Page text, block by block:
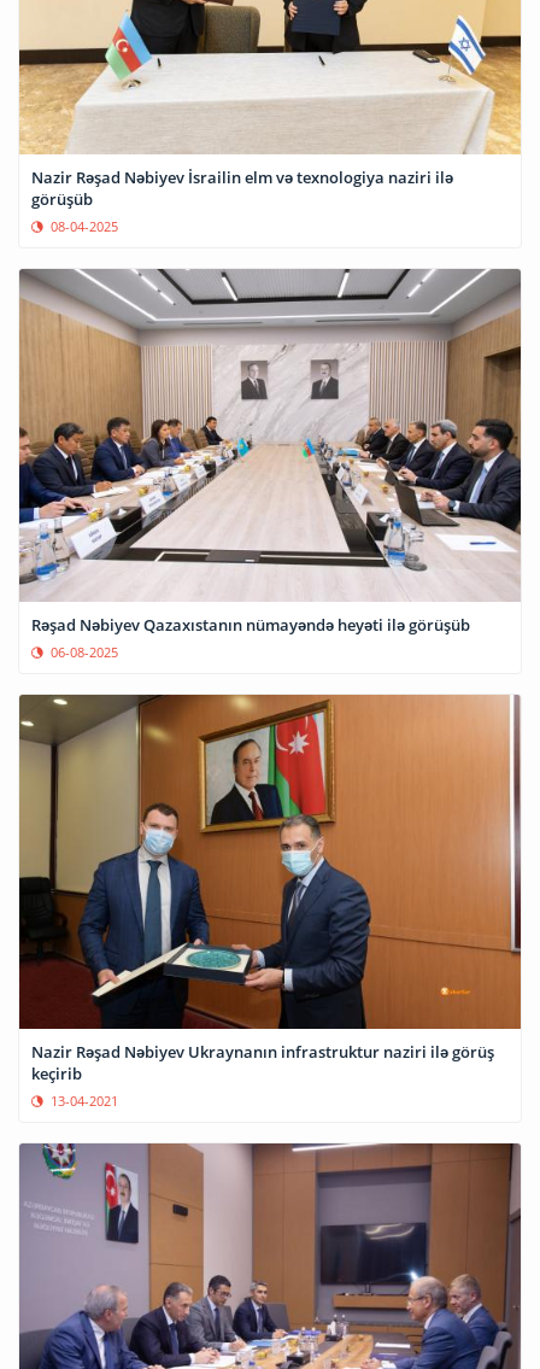
Nazir Rəşad Nəbiyev İsrailin elm və texnologiya naziri ilə
görüşüb
08-04-2025
Rəşad Nəbiyev Qazaxıstanın nümayəndə heyəti ilə görüşüb
06-08-2025
Nazir Rəşad Nəbiyev Ukraynanın infrastruktur naziri ilə görüş
keçirib
13-04-2021